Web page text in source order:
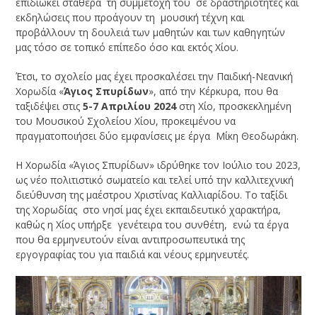
εκδηλώσεις που προάγουν τη μουσική τέχνη και
προβάλλουν τη δουλειά των μαθητών και των καθηγητών
μας τόσο σε τοπικό επίπεδο όσο και εκτός Χίου.
Έτσι, το σχολείο μας έχει προσκαλέσει την Παιδική-Νεανική
Χορωδία «Άγιος Σπυρίδων», από την Κέρκυρα, που θα
ταξιδέψει στις5-7 Απριλίου 2024στη Χίο, προσκεκλημένη
του Μουσικού Σχολείου Χίου, προκειμένου να
πραγματοποιήσει δύο εμφανίσεις με έργα Μίκη Θεοδωράκη.
Η Χορωδία «Άγιος Σπυρίδων» ιδρύθηκε τον Ιούλιο του 2023,
ως νέο πολιτιστικό σωματείο και τελεί υπό την καλλιτεχνική
διεύθυνση της μαέστρου Χριστίνας Καλλιαρίδου. Το ταξίδι
της Χορωδίας στο νησί μας έχει εκπαιδευτικό χαρακτήρα,
καθώς η Χίος υπήρξε γενέτειρα του συνθέτη, ενώ τα έργα
που θα ερμηνευτούν είναι αντιπροσωπευτικά της
εργογραφίας του για παιδιά και νέους ερμηνευτές.